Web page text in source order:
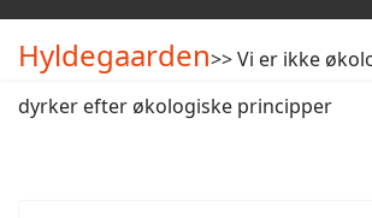
Hyldegaarden>> Vi er ikke
dyrker efter økologiske principper